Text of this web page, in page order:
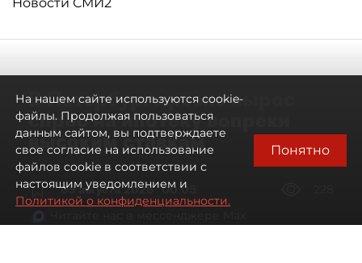
В Петербурге резко вырос
спрос на ипотеку вопреки
высоким ставкам
09 августа 2026 00:05
На нашем сайте используются cookie-
файлы. Продолжая пользоваться
данным сайтом, вы подтверждаете
свое согласие на использование
файлов cookie в соответствии с
настоящим уведомлением и
Политикой о конфиденциальности.
Понятно